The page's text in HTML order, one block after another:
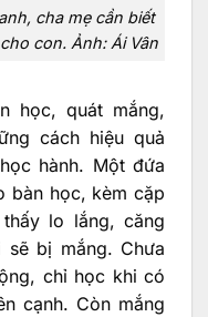
cha mẹ cần biết
con. Ảnh: Ái Vân
học, quát mắng,
cách hiệu quả
hành. Một đứa
bàn học, kèm cặp
lo lắng, căng
bị mắng. Chưa
chỉ học khi có
cạnh. Còn mắng